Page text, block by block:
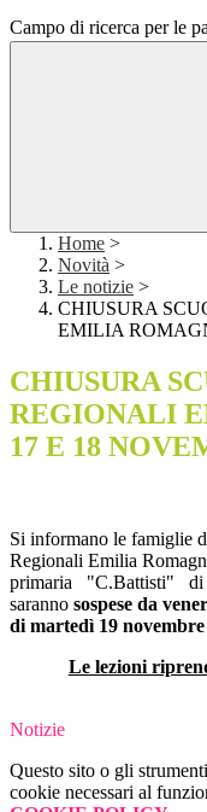
Campo di ricerca per le
Home >
Novità >
Le notizie >
CHIUSURA
EMILIA
CHIUSURA
REGIONALI
17 E 18
Si informano le famiglie
Regionali Emilia
primaria "C.Battisti"
sarannosospese da
di martedì 19 novembre
Le lezioni
Notizie
Questo sito o gli
cookie necessari al